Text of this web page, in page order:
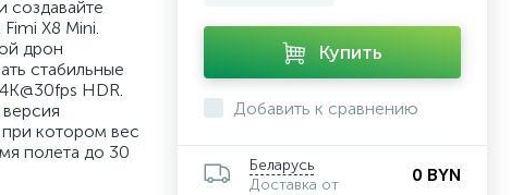
создавайте
X8 Mini.
дрон
стабильные
HDR.
при котором вес
полета до 30
Купить
Добавить к сравнению
Беларусь
Доставка от
0 BYN